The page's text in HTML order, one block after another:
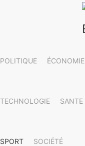
POLITIQUE ÉCONOMIE
TECHNOLOGIE SANTE
SPORT SOCIÉTÉ